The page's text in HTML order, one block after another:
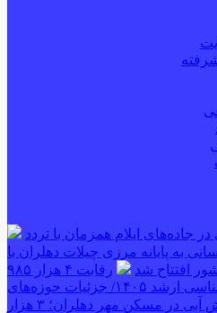
در جاده‌های ایلام همزمان با تردد
به پایانه مرزی چیلات دهلران با
افتتاح شد
رقابت ۴ هزار ۹۸۵
داوطلب ایلامی در آزمون کارشناسی ارشد ۱۴۰۵/ جزئیات حوزه‌های
پایان تنش آبی در مسکن مهر دهلران؛ ۳ هزار